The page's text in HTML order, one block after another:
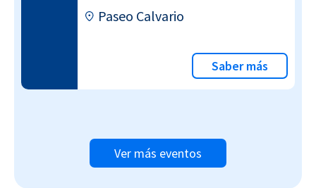
Paseo Calvario
Saber más
Ver más eventos